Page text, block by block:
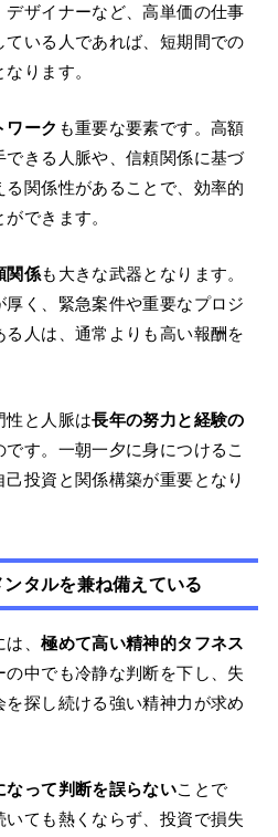
ザイナーなど、高単価の仕事
ている人であれば、短期間での
ります。
ワーク も重要な要素です。高額
きる人脈や、信頼関係に基づ
関係性があることで、効率的
できます。
関係も大きな武器となります。
く、緊急案件や重要なプロジ
る人は、通常よりも高い報酬を
性と人脈は長年の努力と経験の
す。一朝一夕に身につけるこ
投資と関係構築が重要となり
タルを兼ね備えている
は、極めて高い精神的タフネス
中でも冷静な判断を下し、失
探し続ける強い精神力が求め
なって判断を誤らないことで
ても熱くならず、投資で損失